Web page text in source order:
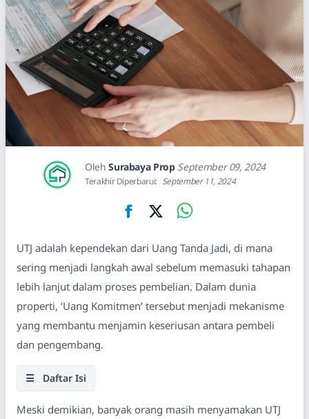
OlehSurabaya Prop September 09, 2024
Terakhir Diperbarui: September 11, 2024
UTJ adalah kependekan dari Uang Tanda Jadi, di mana
sering menjadi langkah awal sebelum memasuki tahapan
lebih lanjut dalam proses pembelian. Dalam dunia
properti, ‘Uang Komitmen’ tersebut menjadi mekanisme
yang membantu menjamin keseriusan antara pembeli
dan pengembang.
☰ Daftar Isi
Meski demikian, banyak orang masih menyamakan UTJ